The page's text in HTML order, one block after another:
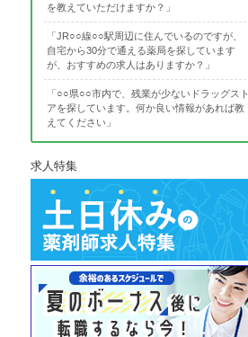
を教えていただけますか？」
「JR○○線○○駅周辺に住んでいるのですが、
自宅から30分で通える薬局を探しています
が、おすすめの求人はありますか？」
「○○県○○市内で、残業が少ないドラッグスト
アを探しています。何か良い情報があれば教
えてください」
求人特集